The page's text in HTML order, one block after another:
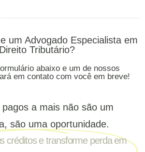
um Advogado Especialista em
Direito Tributário?
abaixo e um de nossos
em contato com você em breve!
a mais não são um
são uma oportunidade.
créditos e transforme perda em